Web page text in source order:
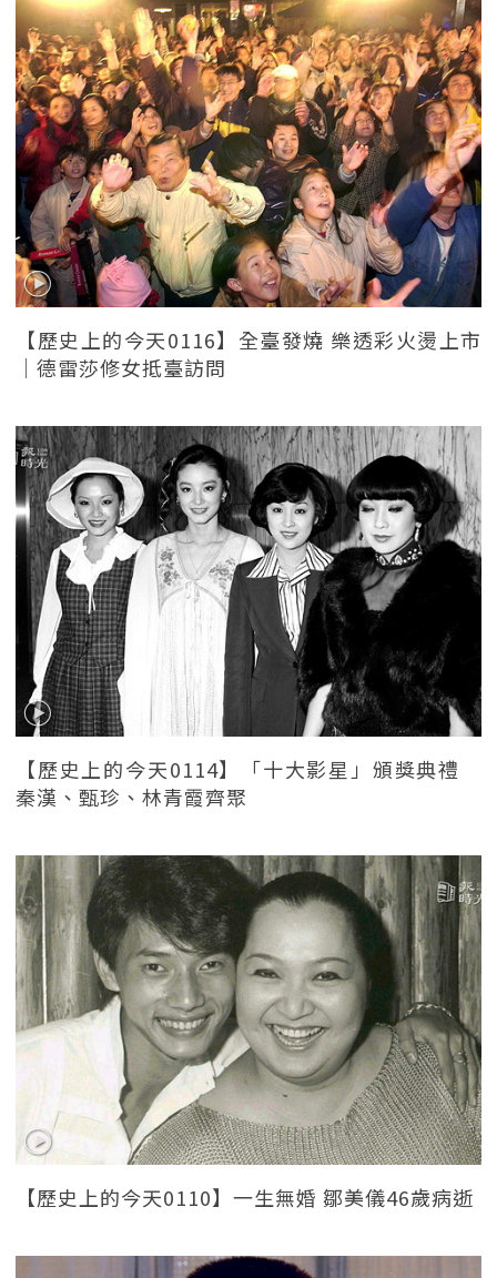
【歷史上的今天0116】全臺發燒 樂透彩火燙上市
｜德雷莎修女抵臺訪問
【歷史上的今天0114】「十大影星」頒獎典禮
秦漢、甄珍、林青霞齊聚
【歷史上的今天0110】一生無婚 鄒美儀46歲病逝